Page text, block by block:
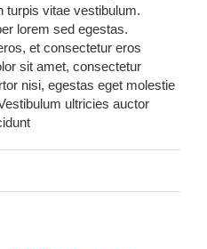
turpis vitae vestibulum.
lorem sed egestas.
et consectetur eros
sit amet, consectetur
nisi, egestas eget molestie
ultricies auctor